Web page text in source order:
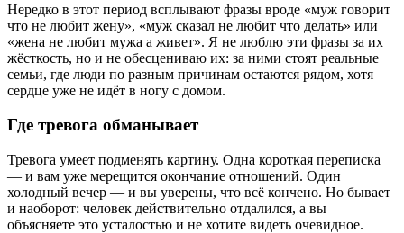
Нередко в этот период всплывают фразы вроде «муж говорит
что не любит жену», «муж сказал не любит что делать» или
«жена не любит мужа а живет». Я не люблю эти фразы за их
жёсткость, но и не обесцениваю их: за ними стоят реальные
семьи, где люди по разным причинам остаются рядом, хотя
сердце уже не идёт в ногу с домом.
Где тревога обманывает
Тревога умеет подменять картину. Одна короткая переписка
— и вам уже мерещится окончание отношений. Один
холодный вечер — и вы уверены, что всё кончено. Но бывает
и наоборот: человек действительно отдалился, а вы
объясняете это усталостью и не хотите видеть очевидное.